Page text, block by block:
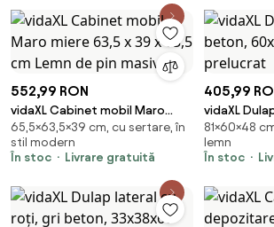
552,99 RON
vidaXL Cabinet mobil Maro
miere 63,5 x 39 x 65,5 cm Lemn
de pin masiv
65,5×63,5×39 cm, cu sertare, în
stil modern
În stoc
Livrare gratuită
405,99
vidaXL
60x48x81
81×60×48
lemn
În stoc